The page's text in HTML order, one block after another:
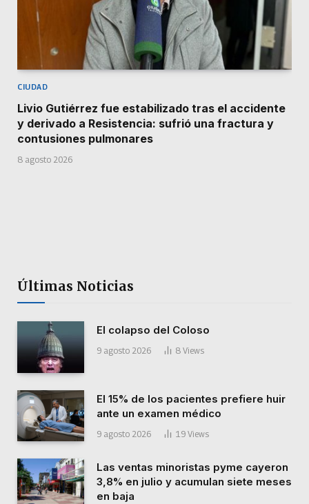
CIUDAD
Livio Gutiérrez fue estabilizado tras el accidente
y derivado a Resistencia: sufrió una fractura y
contusiones pulmonares
8 agosto 2026
Últimas Noticias
El colapso del Coloso
9 agosto 2026 8 Views
El 15% de los pacientes prefiere huir
ante un examen médico
9 agosto 2026 19 Views
Las ventas minoristas pyme cayeron
3,8% en julio y acumulan siete meses
en baja